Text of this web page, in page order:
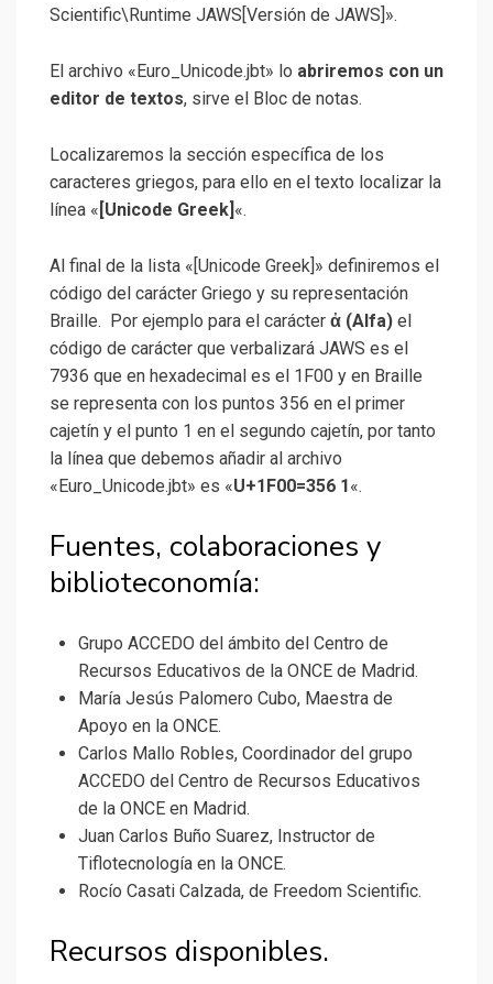
Scientific\Runtime JAWS[Versión de JAWS]».
El archivo «Euro_Unicode.jbt» lo abriremos con un
editor de textos, sirve el Bloc de notas.
Localizaremos la sección específica de los
caracteres griegos, para ello en el texto localizar la
línea « [Unicode Greek] «.
Al final de la lista «[Unicode Greek]» definiremos el
código del carácter Griego y su representación
Braille. Por ejemplo para el carácter ἀ (Alfa) el
código de carácter que verbalizará JAWS es el
7936 que en hexadecimal es el 1F00 y en Braille
se representa con los puntos 356 en el primer
cajetín y el punto 1 en el segundo cajetín, por tanto
la línea que debemos añadir al archivo
«Euro_Unicode.jbt» es «U+1F00=356 1 «.
Fuentes, colaboraciones y
biblioteconomía:
Grupo ACCEDO del ámbito del Centro de
Recursos Educativos de la ONCE de Madrid.
María Jesús Palomero Cubo, Maestra de
Apoyo en la ONCE.
Carlos Mallo Robles, Coordinador del grupo
ACCEDO del Centro de Recursos Educativos
de la ONCE en Madrid.
Juan Carlos Buño Suarez, Instructor de
Tiflotecnología en la ONCE.
Rocío Casati Calzada, de Freedom Scientific.
Recursos disponibles.